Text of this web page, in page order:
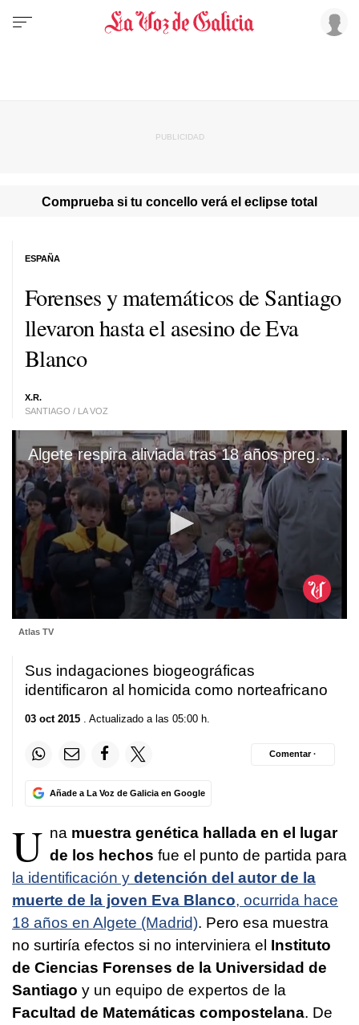
Comprueba si tu concello verá el eclipse total
Forenses y matemáticos de Santiago
llevaron hasta el asesino de Eva
Blanco
X.R.
SANTIAGO / LA VOZ
ESPAÑA
Algete respira aliviada tras 18 años preguntándose quien pudo matar a Eva Blanco
seconds
minute,
Atlas TV
Sus indagaciones biogeográficas
identificaron al homicida como norteafricano
03 oct 2015 . Actualizado a las 05:00 h.
Añade a La Voz de Galicia en Google
Comentar ·
U na muestra genética hallada en el lugar
de los hechos fue el punto de partida para
la identificación y detención del autor de la
muerte de la joven Eva Blanco, ocurrida hace
18 años en Algete (Madrid). Pero esa muestra
no surtiría efectos si no interviniera el Instituto
de Ciencias Forenses de la Universidad de
Santiago y un equipo de expertos de la
Facultad de Matemáticas compostelana. De